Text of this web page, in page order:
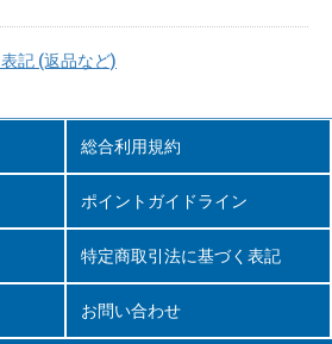
記 (返品など)
総合利用規約
ポイントガイドライン
特定商取引法に基づく表記
お問い合わせ